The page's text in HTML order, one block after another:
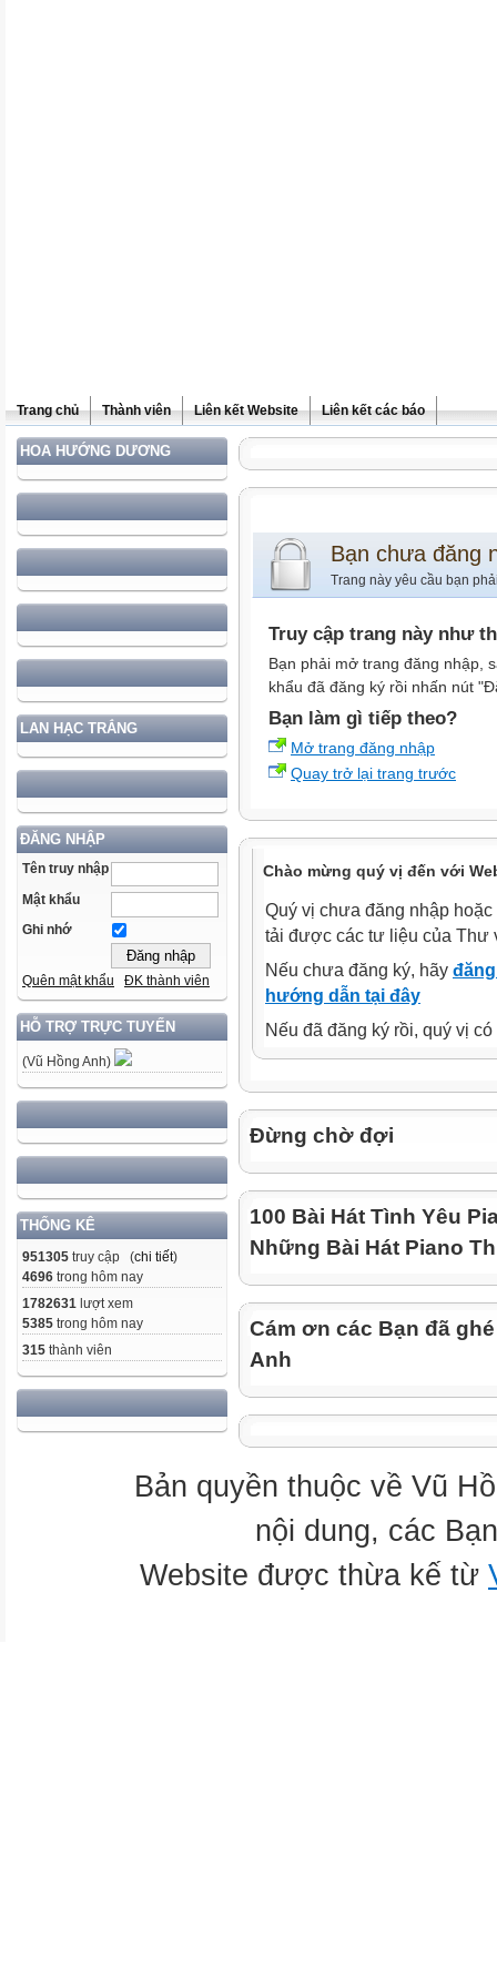
Trang chủ Thành viên Liên kết Website Liên kết các báo
HOA HƯỚNG DƯƠNG
LAN HẠC TRẮNG
ĐĂNG NHẬP
Tên truy nhập
Mật khẩu
Ghi nhớ
Quên mật khẩu ĐK thành viên
HỖ TRỢ TRỰC TUYẾN
(Vũ Hồng Anh)
THỐNG KÊ
951305 truy cập (chi tiết)
4696 trong hôm nay
1782631 lượt xem
5385 trong hôm nay
315 thành viên
Bạn chưa đăng
Trang này yêu cầu bạn
Truy cập trang này như
Bạn phải mở trang đăng nhập,
khẩu đã đăng ký rồi nhấn nút
Bạn làm gì tiếp theo?
Mở trang đăng nhập
Quay trở lại trang trước
Chào mừng quý vị đến với
Quý vị chưa đăng nhập
tải được các tư liệu của Thư
Nếu chưa đăng ký, hãy
hướng dẫn tại đây
Nếu đã đăng ký rồi, quý vị
Đừng chờ đợi
100 Bài Hát Tình Yêu
Những Bài Hát Piano
Cám ơn các Bạn đã
Anh
Bản quyền thuộc về Vũ
nội dung, các
Website được thừa kế từ